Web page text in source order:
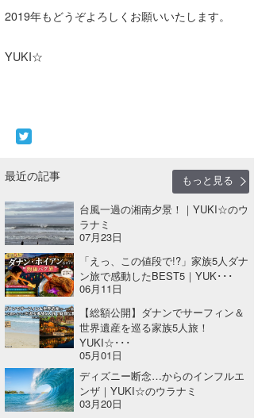
2019年もどうぞよろしくお願いいたします。
YUKI☆
最近の記事
もっと見る
台風一過の湘南夕景！｜YUKI☆のウ
ラナミ
07月23日
「えっ、この値段で!?」家族5人ダナ
ン旅で感動したBEST5｜YUK･･･
06月11日
【総額公開】ダナンでサーフィン＆
世界遺産を巡る家族5人旅！
YUKI☆･･･
05月01日
ディズニー断念…からのインフルエ
ンザ｜YUKI☆のウラナミ
03月20日